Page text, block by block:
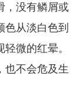
，没有鳞屑或
色从淡白色到
微的红晕。
也不会危及生